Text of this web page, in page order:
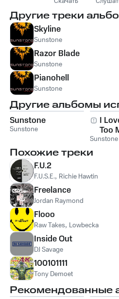
Другие треки
Skyline
Sunstone
Razor Blade
Sunstone
Pianohell
Sunstone
Другие альбомы
Sunstone
Sunstone
I
Too
Sunstone
Похожие треки
F.U.2
F.U.S.E., Richie Hawtin
Freelance
Jordan Raymond
Flooo
Raw Takes, Lowbecka
Inside Out
DJ Savage
100101111
Tony Demoet
Рекомендованные